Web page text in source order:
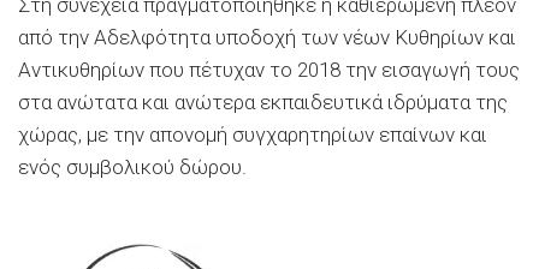
από την Αδελφότητα υποδοχή των νέων Κυθηρίων και
Αντικυθηρίων που πέτυχαν το 2018 την εισαγωγή τους
στα ανώτατα και ανώτερα εκπαιδευτικά ιδρύματα της
χώρας, με την απονομή συγχαρητηρίων επαίνων και
ενός συμβολικού δώρου.